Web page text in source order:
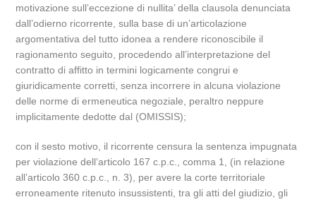
motivazione sull’eccezione di nullita’ della clausola denunciata
dall’odierno ricorrente, sulla base di un’articolazione
argomentativa del tutto idonea a rendere riconoscibile il
ragionamento seguito, procedendo all’interpretazione del
contratto di affitto in termini logicamente congrui e
giuridicamente corretti, senza incorrere in alcuna violazione
delle norme di ermeneutica negoziale, peraltro neppure
implicitamente dedotte dal (OMISSIS);
con il sesto motivo, il ricorrente censura la sentenza impugnata
per violazione dell’articolo 167 c.p.c., comma 1, (in relazione
all’articolo 360 c.p.c., n. 3), per avere la corte territoriale
erroneamente ritenuto insussistenti, tra gli atti del giudizio, gli